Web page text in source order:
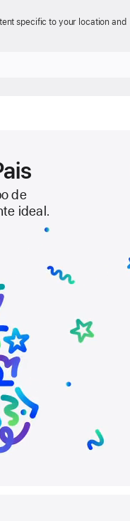
specific to your location and
de
ideal.